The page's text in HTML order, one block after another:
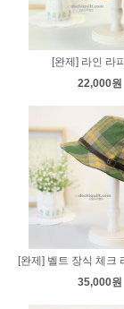
[완제] 라인 라
22,000원
[완제] 벨트 장식 체크
35,000원